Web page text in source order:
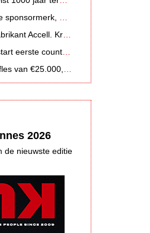
Eerste ‘loeiende’ Müllermilk-fles van €25.000,- gevonden
2026
de nieuwste editie